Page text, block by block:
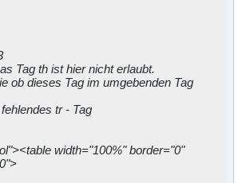
Tag th ist hier nicht erlaubt.
ob dieses Tag im umgebenden Tag
tr - Tag
width="100%" border="0"